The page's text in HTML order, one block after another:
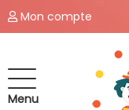
Mon compte
Menu